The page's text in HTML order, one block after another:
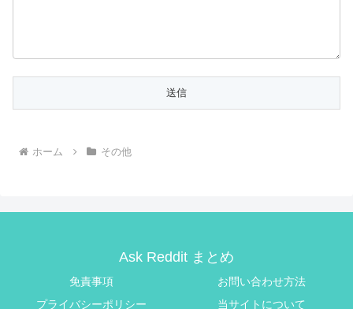
ホーム その他
Ask Reddit まとめ
免責事項
お問い合わせ方法
プライバシーポリシー
当サイトについて